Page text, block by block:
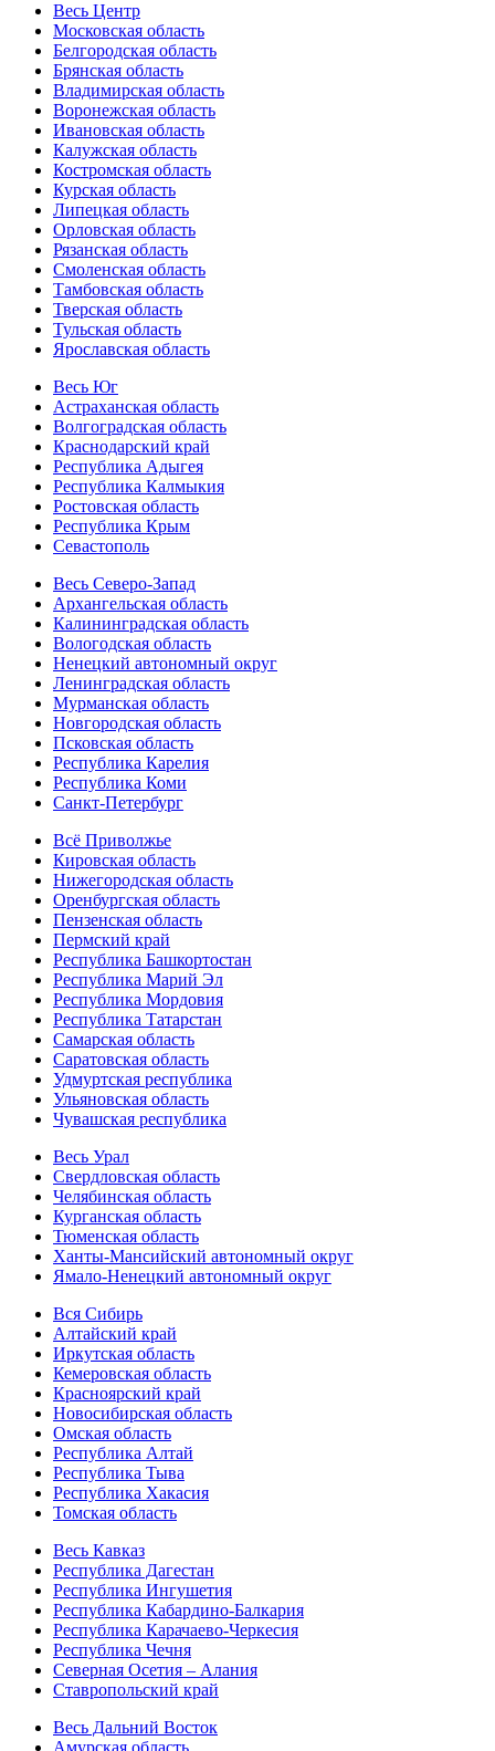
Весь Центр
Московская область
Белгородская область
Брянская область
Владимирская область
Воронежская область
Ивановская область
Калужская область
Костромская область
Курская область
Липецкая область
Орловская область
Рязанская область
Смоленская область
Тамбовская область
Тверская область
Тульская область
Ярославская область
Весь Юг
Астраханская область
Волгоградская область
Краснодарский край
Республика Адыгея
Республика Калмыкия
Ростовская область
Республика Крым
Севастополь
Весь Северо-Запад
Архангельская область
Калининградская область
Вологодская область
Ненецкий автономный округ
Ленинградская область
Мурманская область
Новгородская область
Псковская область
Республика Карелия
Республика Коми
Санкт-Петербург
Всё Приволжье
Кировская область
Нижегородская область
Оренбургская область
Пензенская область
Пермский край
Республика Башкортостан
Республика Марий Эл
Республика Мордовия
Республика Татарстан
Самарская область
Саратовская область
Удмуртская республика
Ульяновская область
Чувашская республика
Весь Урал
Свердловская область
Челябинская область
Курганская область
Тюменская область
Ханты-Мансийский автономный округ
Ямало-Ненецкий автономный округ
Вся Сибирь
Алтайский край
Иркутская область
Кемеровская область
Красноярский край
Новосибирская область
Омская область
Республика Алтай
Республика Тыва
Республика Хакасия
Томская область
Весь Кавказ
Республика Дагестан
Республика Ингушетия
Республика Кабардино-Балкария
Республика Карачаево-Черкесия
Республика Чечня
Северная Осетия – Алания
Ставропольский край
Весь Дальний Восток
Амурская область